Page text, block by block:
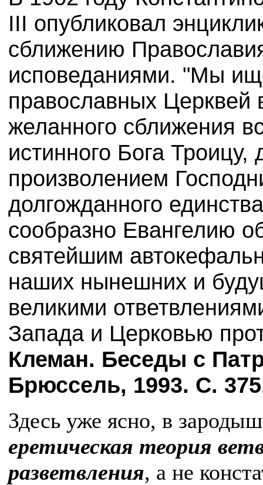
III опубликовал
сближению
исповеданиями. "Мы
православных Церквей
желанного сближения
истинного Бога
произволением
долгожданного
сообразно Евангелию
святейшим
наших нынешних и
великими
Запада и Церковью
Клеман. Беседы с
Брюссель, 1993. С.
Здесь уже ясно, в
еретическая теория
разветвления, а не